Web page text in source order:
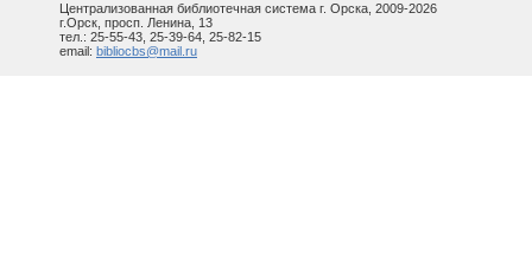
Централизованная библиотечная система г. Орска, 2009-2026
г.Орск, просп. Ленина, 13
тел.: 25-55-43, 25-39-64, 25-82-15
email: bibliocbs@mail.ru